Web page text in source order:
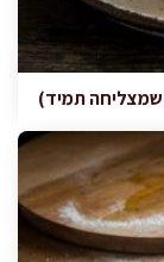
תמיד)